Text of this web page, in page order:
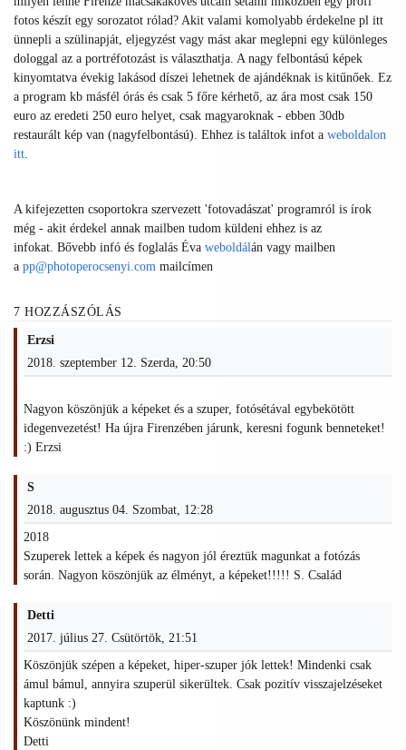
fotos készít egy sorozatot rólad? Akit valami komolyabb érdekelne pl itt
ünnepli a szülinapját, eljegyzést vagy mást akar meglepni egy különleges
dologgal az a portréfotozást is választhatja. A nagy felbontású képek
kinyomtatva évekig lakásod díszei lehetnek de ajándéknak is kitűnőek. Ez
a program kb másfél órás és csak 5 főre kérhető, az ára most csak 150
euro az eredeti 250 euro helyet, csak magyaroknak - ebben 30db
restaurált kép van (nagyfelbontású). Ehhez is találtok infot a weboldalon
itt
A kifejezetten csoportokra szervezett 'fotovadászat' programról is írok
még - akit érdekel annak mailben tudom küldeni ehhez is az
infokat. Bővebb infó és foglalás Éva weboldálán vagy mailben
a pp@photoperocsenyi.com mailcímen
7 HOZZÁSZÓLÁS
Erzsi
2018. szeptember 12. Szerda, 20:50
Nagyon köszönjük a képeket és a szuper, fotósétával egybekötött
idegenvezetést! Ha újra Firenzében járunk, keresni fogunk benneteket!
:) Erzsi
S
2018. augusztus 04. Szombat, 12:28
2018
Szuperek lettek a képek és nagyon jól éreztük magunkat a fotózás
során. Nagyon köszönjük az élményt, a képeket!!!!! S. Család
Detti
2017. július 27. Csütörtök, 21:51
Köszönjük szépen a képeket, hiper-szuper jók lettek! Mindenki csak
ámul bámul, annyira szuperül sikerültek. Csak pozitív visszajelzéseket
kaptunk :)
Köszönünk mindent!
Detti